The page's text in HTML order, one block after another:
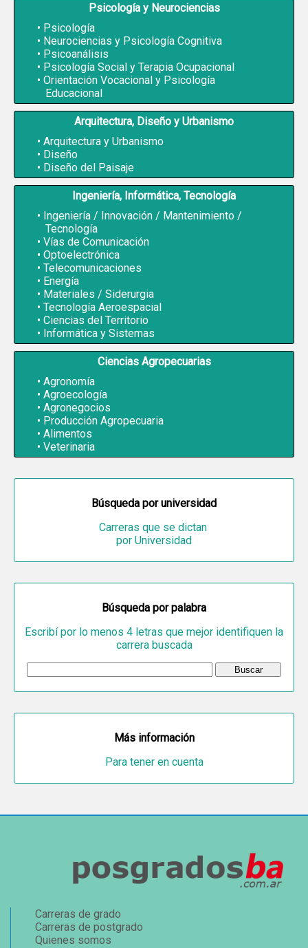
Psicología y Neurociencias
Psicología
Neurociencias y Psicología Cognitiva
Psicoanálisis
Psicología Social y Terapia Ocupacional
Orientación Vocacional y Psicología
Educacional
Arquitectura, Diseño y Urbanismo
Arquitectura y Urbanismo
Diseño
Diseño del Paisaje
Ingeniería, Informática, Tecnología
Ingeniería / Innovación / Mantenimiento /
Tecnología
Vías de Comunicación
Optoelectrónica
Telecomunicaciones
Energía
Materiales / Siderurgia
Tecnología Aeroespacial
Ciencias del Territorio
Informática y Sistemas
Ciencias Agropecuarias
Agronomía
Agroecología
Agronegocios
Producción Agropecuaria
Alimentos
Veterinaria
Búsqueda por universidad
Carreras que se dictan
por Universidad
Búsqueda por palabra
Escribí por lo menos 4 letras que mejor identifiquen la
carrera buscada
Más información
Para tener en cuenta
Carreras de grado
Carreras de postgrado
Quienes somos